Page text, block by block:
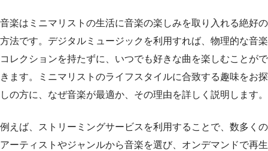
音楽はミニマリストの生活に音楽の楽しみを取り入れる絶好の
方法です。デジタルミュージックを利用すれば、物理的な音楽
コレクションを持たずに、いつでも好きな曲を楽しむことがで
きます。ミニマリストのライフスタイルに合致する趣味をお探
しの方に、なぜ音楽が最適か、その理由を詳しく説明します。
例えば、ストリーミングサービスを利用することで、数多くの
アーティストやジャンルから音楽を選び、オンデマンドで再生